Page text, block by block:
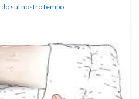
sul nostro tempo